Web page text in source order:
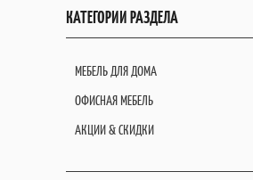
КАТЕГОРИИ РАЗДЕЛА
МЕБЕЛЬ ДЛЯ ДОМА
ОФИСНАЯ МЕБЕЛЬ
АКЦИИ & СКИДКИ